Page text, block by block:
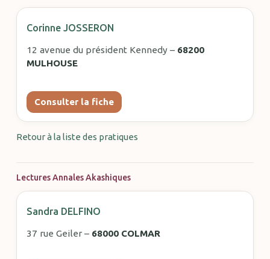
Corinne JOSSERON
12 avenue du président Kennedy – 68200
MULHOUSE
Consulter la fiche
Retour à la liste des pratiques
Lectures Annales Akashiques
Sandra DELFINO
37 rue Geiler – 68000 COLMAR